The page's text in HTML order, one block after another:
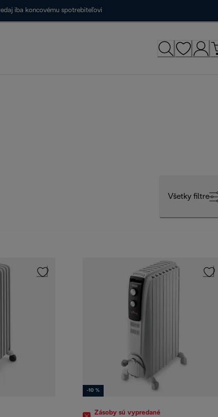
iba koncovému spotrebiteľovi
Všetky filtre
-10 %
Zásoby sú vypredané